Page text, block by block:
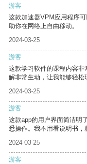
游客
这款加速器VPM应用程序
助你在网络上自由移动。
2024-03-25
游客
这款学习软件的课程内容
解非常生动，让我能够轻松
2024-03-25
游客
这款app的用户界面简洁明
悉操作。我不用看说明书，
2024-03-25
游客